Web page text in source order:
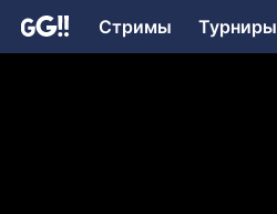
Стримы Турниры